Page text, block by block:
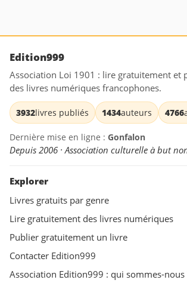
Edition999
Association Loi 1901 : lire gratuitement et
des livres numériques francophones.
3932livres publiés 1434auteurs 4766
Dernière mise en ligne : Gonfalon
Depuis 2006 · Association culturelle à but
Explorer
Livres gratuits par genre
Lire gratuitement des livres numériques
Publier gratuitement un livre
Contacter Edition999
Association Edition999 : qui sommes-nous